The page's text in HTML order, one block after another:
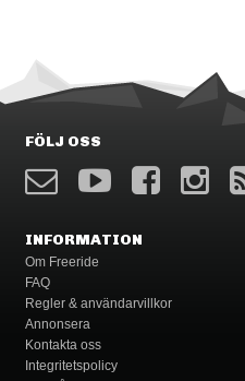
FÖLJ OSS
INFORMATION
Om Freeride
FAQ
Regler & användarvillkor
Annonsera
Kontakta oss
Integritetspolicy